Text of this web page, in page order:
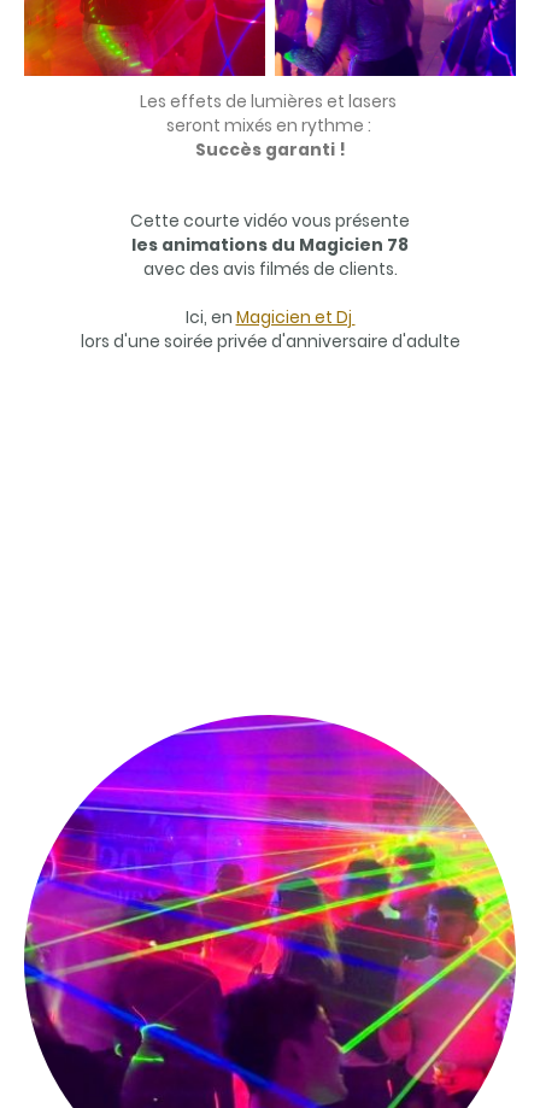
Les effets de lumières et lasers
seront mixés en rythme :
Succès garanti !
Cette courte vidéo vous présente
les animations du Magicien 78
avec des avis filmés de clients.
Ici, en Magicien et Dj
lors d'une soirée privée d'anniversaire d'adulte